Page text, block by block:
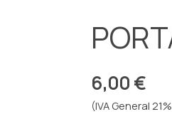
6,00 €
(IVA General